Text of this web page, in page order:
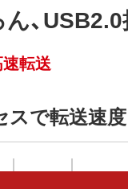
、
転送
で転送速